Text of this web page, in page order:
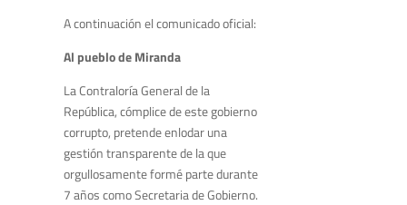
A continuación el comunicado oficial:
Al pueblo de Miranda
La Contraloría General de la
República, cómplice de este gobierno
corrupto, pretende enlodar una
gestión transparente de la que
orgullosamente formé parte durante
7 años como Secretaria de Gobierno.